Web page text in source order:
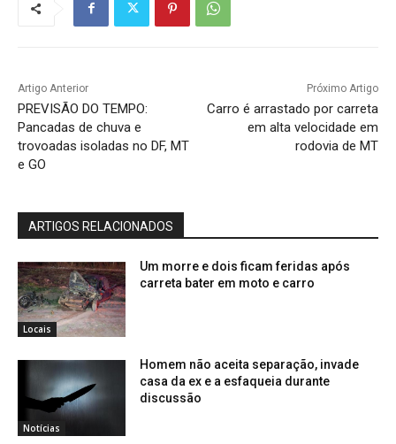
Artigo Anterior
PREVISÃO DO TEMPO:
Pancadas de chuva e
trovoadas isoladas no DF, MT
e GO
Próximo Artigo
Carro é arrastado por carreta
em alta velocidade em
rodovia de MT
ARTIGOS RELACIONADOS
Locais
Um morre e dois ficam feridas após
carreta bater em moto e carro
Notícias
Homem não aceita separação, invade
casa da ex e a esfaqueia durante
discussão